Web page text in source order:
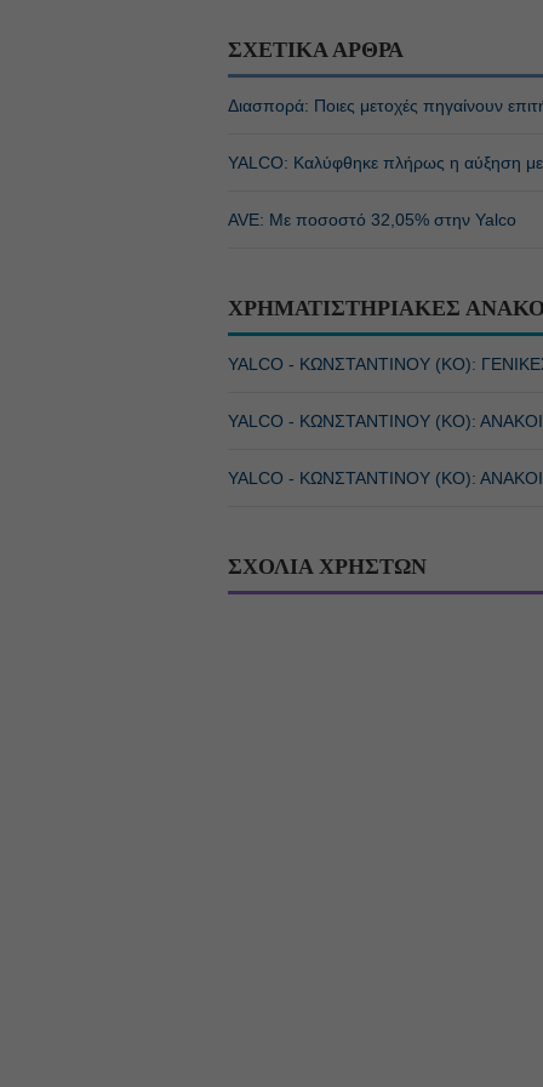
ΣΧΕΤΙΚΑ ΑΡΘΡΑ
Διασπορά: Ποιες μετοχές πηγαίνουν
YALCO: Καλύφθηκε πλήρως η αύξηση
AVE: Με ποσοστό 32,05% στην Yalco
ΧΡΗΜΑΤΙΣΤΗΡΙΑΚΕΣ
YALCO - ΚΩΝΣΤΑΝΤΙΝΟΥ (ΚΟ):
YALCO - ΚΩΝΣΤΑΝΤΙΝΟΥ (ΚΟ):
YALCO - ΚΩΝΣΤΑΝΤΙΝΟΥ (ΚΟ):
ΣΧΟΛΙΑ ΧΡΗΣΤΩΝ